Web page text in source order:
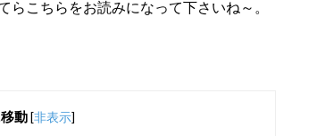
こちらをお読みになって下さいね～。
動[非表示]